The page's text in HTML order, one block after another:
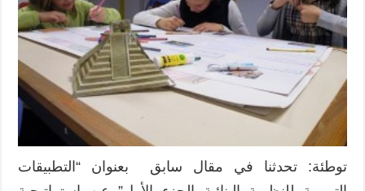
توطئة: تحدثنا في مقال سابق بعنوان “التطبيقات